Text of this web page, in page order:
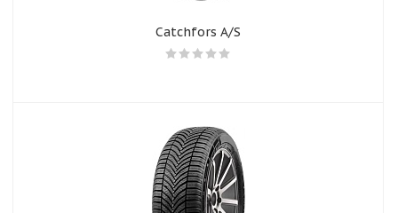
Catchfors A/S